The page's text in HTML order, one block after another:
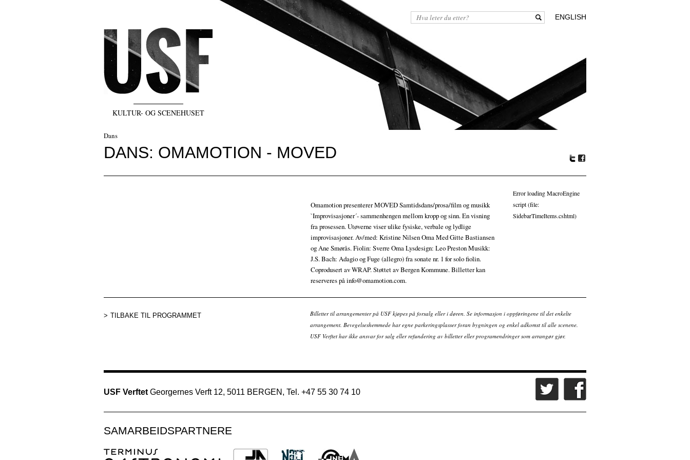
KULTUR- OG SCENEHUSET
ENGLISH
Dans
DANS: OMAMOTION - MOVED
r
oo
Omamotion presenterer MOVED Samtidsdans/prosa/film og musikk
`Improvisasjoner´- sammenhengen mellom kropp og sinn. En visning
fra prosessen. Utøverne viser ulike fysiske, verbale og lydlige
improvisasjoner. Av/med: Kristine Nilsen Oma Med Gitte Bastiansen
og Ane Smørås. Fiolin: Sverre Oma Lysdesign: Leo Preston Musikk:
J.S. Bach: Adagio og Fuge (allegro) fra sonate nr. 1 for solo fiolin.
Coprodusert av WRAP. Støttet av Bergen Kommune. Billetter kan
reserveres på info@omamotion.com.
Error loading MacroEngine
script (file:
SidebarTimeItems.cshtml)
TILBAKE TIL PROGRAMMET
Billetter til arrangementer på USF kjøpes på forsalg eller i døren. Se informasjon i oppføringene til det enkelte
arrangement. Bevegelseshemmede har egne parkeringsplasser foran bygningen og enkel adkomst til alle scenene.
USF Verftet har ikke ansvar for salg eller refundering av billetter eller programendringer som arrangør gjør.
USF Verftet Georgernes Verft 12, 5011 BERGEN, Tel. +47 55 30 74 10
SAMARBEIDSPARTNERE